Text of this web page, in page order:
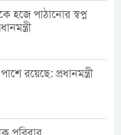
হজে পাঠানোর স্বপ্ন
রয়েছে: প্রধানমন্ত্রী